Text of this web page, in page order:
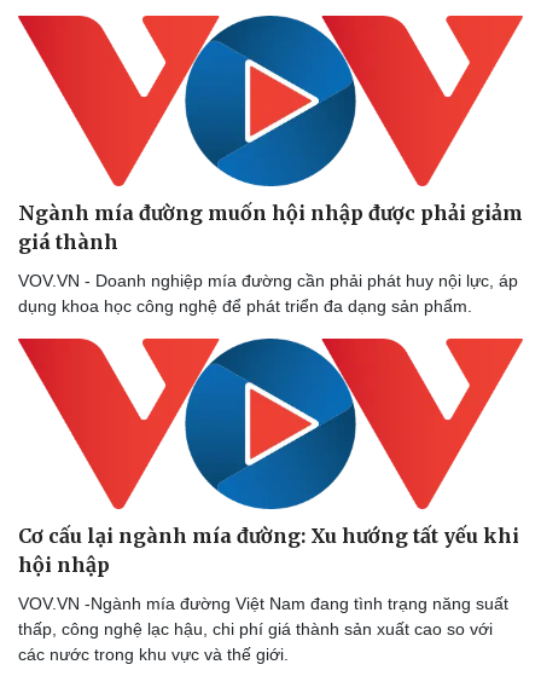
Thể thao
Lịch thi đấu bóng đá
Thế giới thể thao
eSports
Hậu trường
Ô tô
Xe máy
Ngành mía đường muốn hội nhập được phải giảm
giá thành
VOV.VN - Doanh nghiệp mía đường cần phải phát huy nội lực, áp
dụng khoa học công nghệ để phát triển đa dạng sản phẩm.
Cơ cấu lại ngành mía đường: Xu hướng tất yếu khi
hội nhập
VOV.VN -Ngành mía đường Việt Nam đang tình trạng năng suất
thấp, công nghệ lạc hậu, chi phí giá thành sản xuất cao so với
các nước trong khu vực và thế giới.